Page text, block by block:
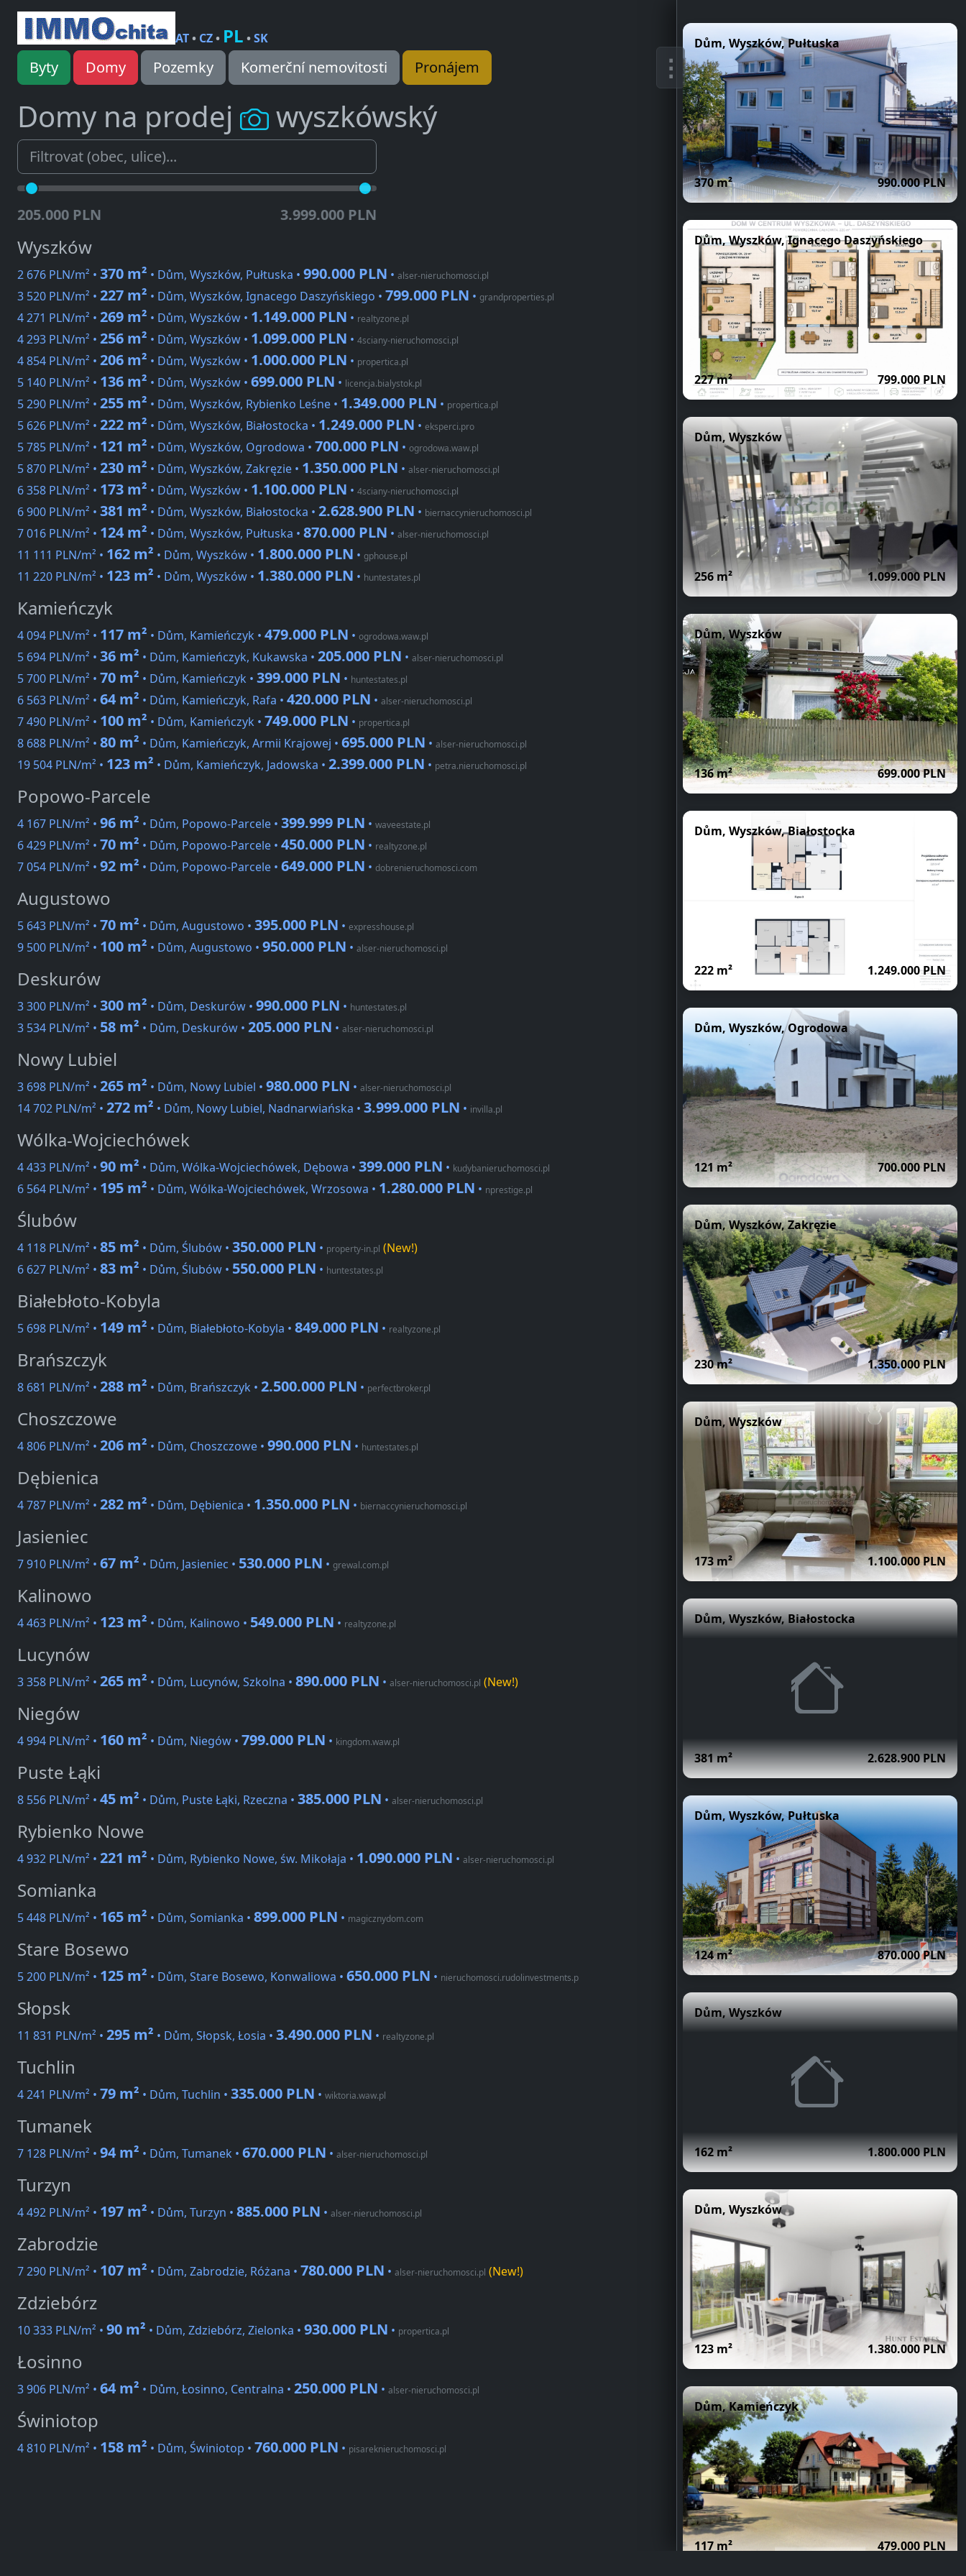
AT• CZ• PL •SK
Byty Domy Pozemky Komerční nemovitosti Pronájem
Domy na prodej wyszkówský
205.000 PLN 3.999.000 PLN
Wyszków
2 676 PLN/m² • 370 m² • Dům, Wyszków, Pułtuska • 990.000 PLN • alser-nieruchomosci.pl
3 520 PLN/m² • 227 m² • Dům, Wyszków, Ignacego Daszyńskiego • 799.000 PLN • grandproperties.pl
4 271 PLN/m² • 269 m² • Dům, Wyszków • 1.149.000 PLN • realtyzone.pl
4 293 PLN/m² • 256 m² • Dům, Wyszków • 1.099.000 PLN • 4sciany-nieruchomosci.pl
4 854 PLN/m² • 206 m² • Dům, Wyszków • 1.000.000 PLN • propertica.pl
5 140 PLN/m² • 136 m² • Dům, Wyszków • 699.000 PLN • licencja.bialystok.pl
5 290 PLN/m² • 255 m² • Dům, Wyszków, Rybienko Leśne • 1.349.000 PLN • propertica.pl
5 626 PLN/m² • 222 m² • Dům, Wyszków, Białostocka • 1.249.000 PLN • eksperci.pro
5 785 PLN/m² • 121 m² • Dům, Wyszków, Ogrodowa • 700.000 PLN • ogrodowa.waw.pl
5 870 PLN/m² • 230 m² • Dům, Wyszków, Zakręzie • 1.350.000 PLN • alser-nieruchomosci.pl
6 358 PLN/m² • 173 m² • Dům, Wyszków • 1.100.000 PLN • 4sciany-nieruchomosci.pl
6 900 PLN/m² • 381 m² • Dům, Wyszków, Białostocka • 2.628.900 PLN • biernaccynieruchomosci.pl
7 016 PLN/m² • 124 m² • Dům, Wyszków, Pułtuska • 870.000 PLN • alser-nieruchomosci.pl
11 111 PLN/m² • 162 m² • Dům, Wyszków • 1.800.000 PLN • gphouse.pl
11 220 PLN/m² • 123 m² • Dům, Wyszków • 1.380.000 PLN • huntestates.pl
Kamieńczyk
4 094 PLN/m² • 117 m² • Dům, Kamieńczyk • 479.000 PLN • ogrodowa.waw.pl
5 694 PLN/m² • 36 m² • Dům, Kamieńczyk, Kukawska • 205.000 PLN • alser-nieruchomosci.pl
5 700 PLN/m² • 70 m² • Dům, Kamieńczyk • 399.000 PLN • huntestates.pl
6 563 PLN/m² • 64 m² • Dům, Kamieńczyk, Rafa • 420.000 PLN • alser-nieruchomosci.pl
7 490 PLN/m² • 100 m² • Dům, Kamieńczyk • 749.000 PLN • propertica.pl
8 688 PLN/m² • 80 m² • Dům, Kamieńczyk, Armii Krajowej • 695.000 PLN • alser-nieruchomosci.pl
19 504 PLN/m² • 123 m² • Dům, Kamieńczyk, Jadowska • 2.399.000 PLN • petra.nieruchomosci.pl
Popowo-Parcele
4 167 PLN/m² • 96 m² • Dům, Popowo-Parcele • 399.999 PLN • waveestate.pl
6 429 PLN/m² • 70 m² • Dům, Popowo-Parcele • 450.000 PLN • realtyzone.pl
7 054 PLN/m² • 92 m² • Dům, Popowo-Parcele • 649.000 PLN • dobrenieruchomosci.com
Augustowo
5 643 PLN/m² • 70 m² • Dům, Augustowo • 395.000 PLN • expresshouse.pl
9 500 PLN/m² • 100 m² • Dům, Augustowo • 950.000 PLN • alser-nieruchomosci.pl
Deskurów
3 300 PLN/m² • 300 m² • Dům, Deskurów • 990.000 PLN • huntestates.pl
3 534 PLN/m² • 58 m² • Dům, Deskurów • 205.000 PLN • alser-nieruchomosci.pl
Nowy Lubiel
3 698 PLN/m² • 265 m² • Dům, Nowy Lubiel • 980.000 PLN • alser-nieruchomosci.pl
14 702 PLN/m² • 272 m² • Dům, Nowy Lubiel, Nadnarwiańska • 3.999.000 PLN • invilla.pl
Wólka-Wojciechówek
4 433 PLN/m² • 90 m² • Dům, Wólka-Wojciechówek, Dębowa • 399.000 PLN • kudybanieruchomosci.pl
6 564 PLN/m² • 195 m² • Dům, Wólka-Wojciechówek, Wrzosowa • 1.280.000 PLN • nprestige.pl
Ślubów
4 118 PLN/m² • 85 m² • Dům, Ślubów • 350.000 PLN • property-in.pl (New!)
6 627 PLN/m² • 83 m² • Dům, Ślubów • 550.000 PLN • huntestates.pl
Białebłoto-Kobyla
5 698 PLN/m² • 149 m² • Dům, Białebłoto-Kobyla • 849.000 PLN • realtyzone.pl
Brańszczyk
8 681 PLN/m² • 288 m² • Dům, Brańszczyk • 2.500.000 PLN • perfectbroker.pl
Choszczowe
4 806 PLN/m² • 206 m² • Dům, Choszczowe • 990.000 PLN • huntestates.pl
Dębienica
4 787 PLN/m² • 282 m² • Dům, Dębienica • 1.350.000 PLN • biernaccynieruchomosci.pl
Jasieniec
7 910 PLN/m² • 67 m² • Dům, Jasieniec • 530.000 PLN • grewal.com.pl
Kalinowo
4 463 PLN/m² • 123 m² • Dům, Kalinowo • 549.000 PLN • realtyzone.pl
Lucynów
3 358 PLN/m² • 265 m² • Dům, Lucynów, Szkolna • 890.000 PLN • alser-nieruchomosci.pl (New!)
Niegów
4 994 PLN/m² • 160 m² • Dům, Niegów • 799.000 PLN • kingdom.waw.pl
Puste Łąki
8 556 PLN/m² • 45 m² • Dům, Puste Łąki, Rzeczna • 385.000 PLN • alser-nieruchomosci.pl
Rybienko Nowe
4 932 PLN/m² • 221 m² • Dům, Rybienko Nowe, św. Mikołaja • 1.090.000 PLN • alser-nieruchomosci.pl
Somianka
5 448 PLN/m² • 165 m² • Dům, Somianka • 899.000 PLN • magicznydom.com
Stare Bosewo
5 200 PLN/m² • 125 m² • Dům, Stare Bosewo, Konwaliowa • 650.000 PLN • nieruchomosci.rudolinvestments.p
Słopsk
11 831 PLN/m² • 295 m² • Dům, Słopsk, Łosia • 3.490.000 PLN • realtyzone.pl
Tuchlin
4 241 PLN/m² • 79 m² • Dům, Tuchlin • 335.000 PLN • wiktoria.waw.pl
Tumanek
7 128 PLN/m² • 94 m² • Dům, Tumanek • 670.000 PLN • alser-nieruchomosci.pl
Turzyn
4 492 PLN/m² • 197 m² • Dům, Turzyn • 885.000 PLN • alser-nieruchomosci.pl
Zabrodzie
7 290 PLN/m² • 107 m² • Dům, Zabrodzie, Różana • 780.000 PLN • alser-nieruchomosci.pl (New!)
Zdziebórz
10 333 PLN/m² • 90 m² • Dům, Zdziebórz, Zielonka • 930.000 PLN • propertica.pl
Łosinno
3 906 PLN/m² • 64 m² • Dům, Łosinno, Centralna • 250.000 PLN • alser-nieruchomosci.pl
Świniotop
4 810 PLN/m² • 158 m² • Dům, Świniotop • 760.000 PLN • pisareknieruchomosci.pl